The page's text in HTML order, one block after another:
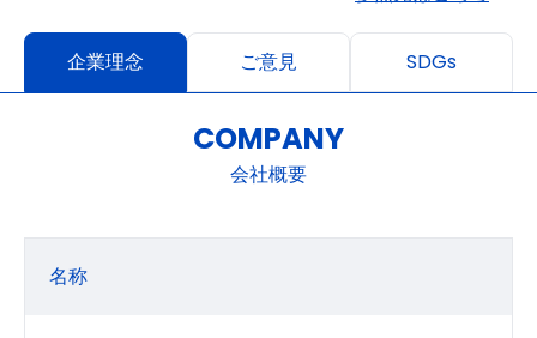
企業理念 ご意見 SDGs
COMPANY
会社概要
名称